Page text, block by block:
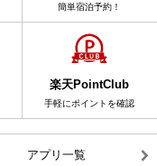
簡単宿泊予約！
楽天PointClub
手軽にポイントを確認
アプリ一覧